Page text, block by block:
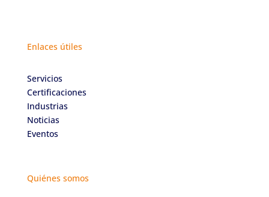
Enlaces útiles
Servicios
Certificaciones
Industrias
Noticias
Eventos
Quiénes somos